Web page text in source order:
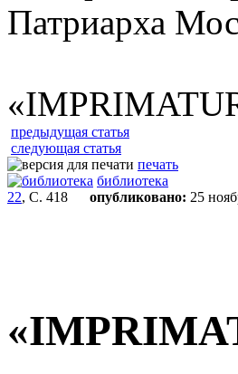
Патриарха
предыдущая статья
следующая статья
печать
библиотека
22, С. 418 опубликовано: 25